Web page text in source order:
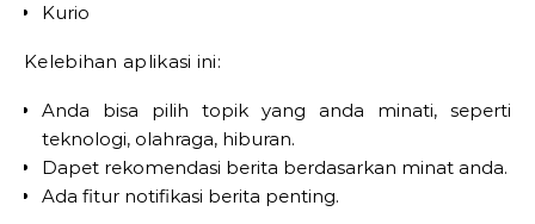
Kurio
Kelebihan aplikasi ini:
Anda bisa pilih topik yang anda minati, seperti
teknologi, olahraga, hiburan.
Dapet rekomendasi berita berdasarkan minat anda.
Ada fitur notifikasi berita penting.